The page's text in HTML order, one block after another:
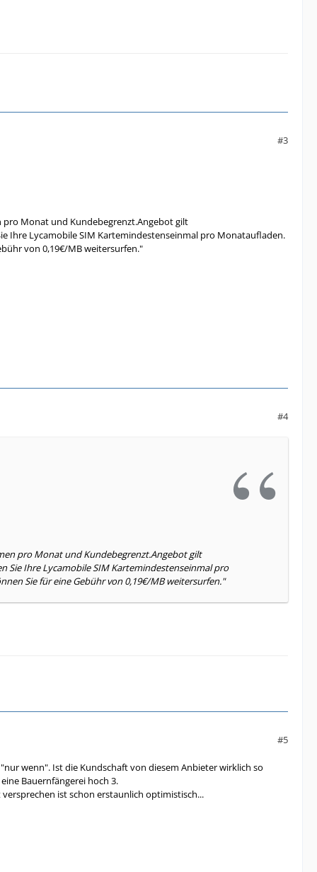
#3
pro Monat und Kundebegrenzt.Angebot gilt
Ihre Lycamobile SIM Kartemindestenseinmal pro Monataufladen.
von 0,19€/MB weitersurfen."
#4
pro Monat und Kundebegrenzt.Angebot gilt
Ihre Lycamobile SIM Kartemindestenseinmal pro
Sie für eine Gebühr von 0,19€/MB weitersurfen."
#5
wenn". Ist die Kundschaft von diesem Anbieter wirklich so
Bauernfängerei hoch 3.
ist schon erstaunlich optimistisch...